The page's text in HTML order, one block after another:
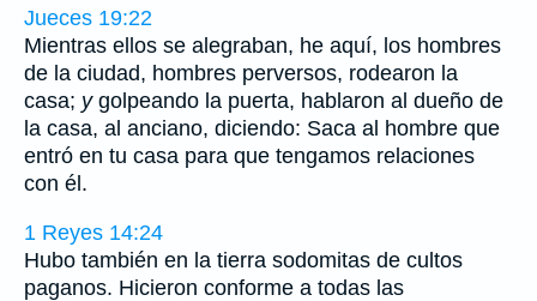
Jueces 19:22
Mientras ellos se alegraban, he aquí, los hombres
de la ciudad, hombres perversos, rodearon la
casa; ygolpeando la puerta, hablaron al dueño de
la casa, al anciano, diciendo: Saca al hombre que
entró en tu casa para que tengamos relaciones
con él.
1 Reyes 14:24
Hubo también en la tierra sodomitas de cultos
paganos. Hicieron conforme a todas las